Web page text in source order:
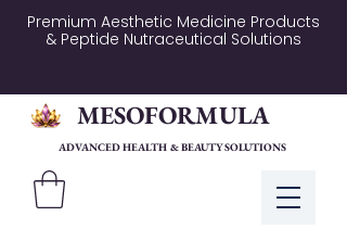
Premium Aesthetic Medicine Products
& Peptide Nutraceutical Solutions
Log In
MESOFORMULA
ADVANCED HEALTH & BEAUTY SOLUTIONS